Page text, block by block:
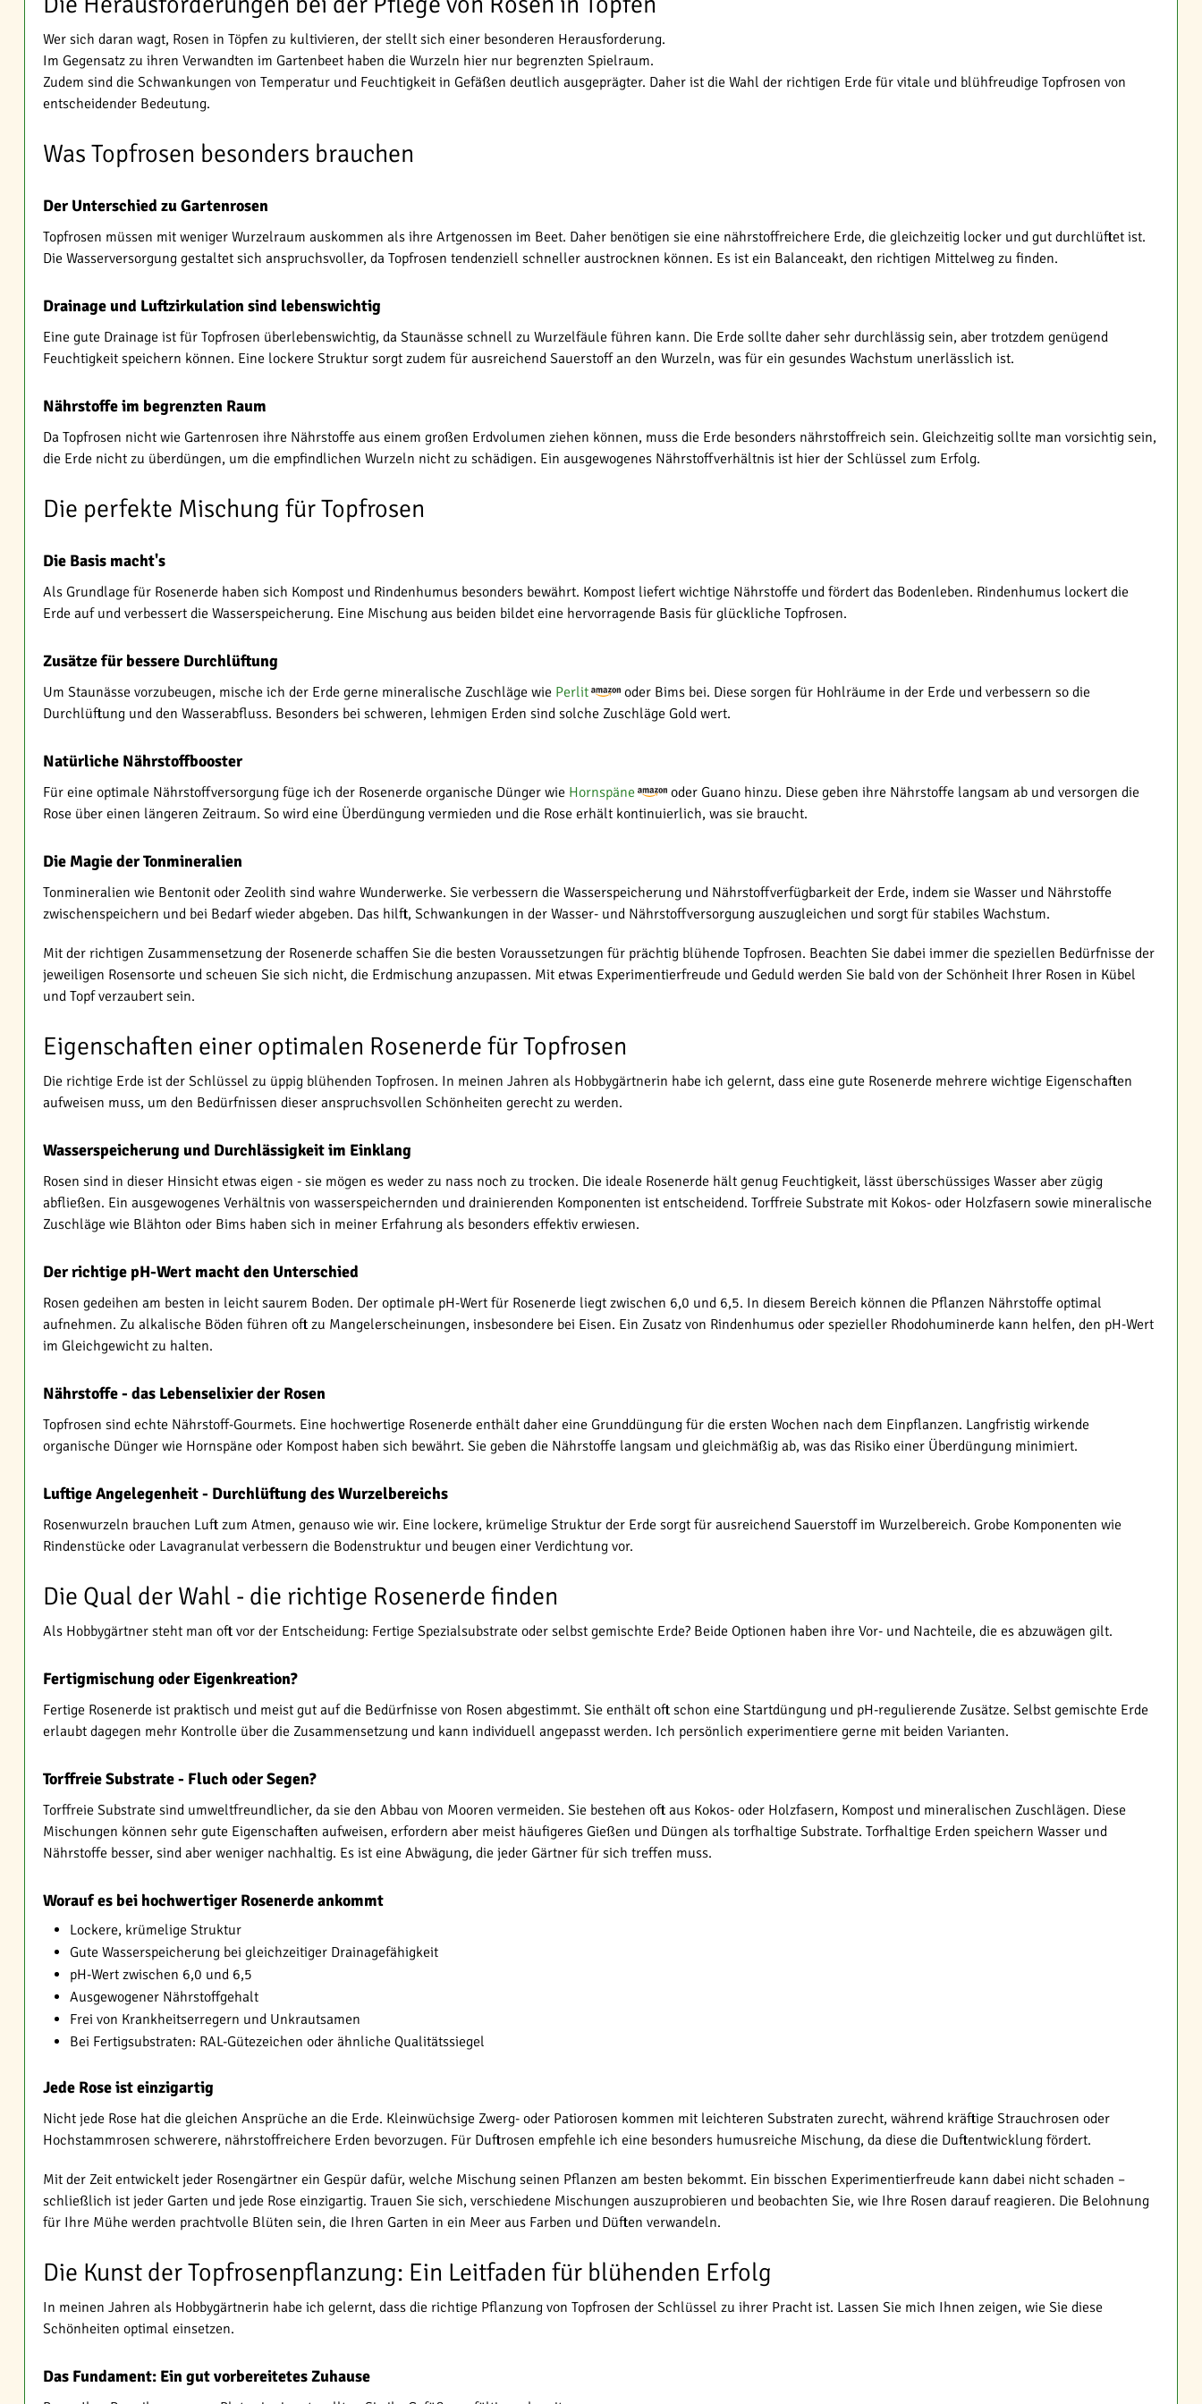
Wer sich daran wagt, Rosen in Töpfen zu kultivieren, der stellt sich einer besonderen Herausforderung.
Im Gegensatz zu ihren Verwandten im Gartenbeet haben die Wurzeln hier nur begrenzten Spielraum.
Zudem sind die Schwankungen von Temperatur und Feuchtigkeit in Gefäßen deutlich ausgeprägter. Daher ist die Wahl der richtigen Erde für vitale und blühfreudige Topfrosen von
entscheidender Bedeutung.
Was Topfrosen besonders brauchen
Der Unterschied zu Gartenrosen
Topfrosen müssen mit weniger Wurzelraum auskommen als ihre Artgenossen im Beet. Daher benötigen sie eine nährstoffreichere Erde, die gleichzeitig locker und gut durchlüftet ist.
Die Wasserversorgung gestaltet sich anspruchsvoller, da Topfrosen tendenziell schneller austrocknen können. Es ist ein Balanceakt, den richtigen Mittelweg zu finden.
Drainage und Luftzirkulation sind lebenswichtig
Eine gute Drainage ist für Topfrosen überlebenswichtig, da Staunässe schnell zu Wurzelfäule führen kann. Die Erde sollte daher sehr durchlässig sein, aber trotzdem genügend
Feuchtigkeit speichern können. Eine lockere Struktur sorgt zudem für ausreichend Sauerstoff an den Wurzeln, was für ein gesundes Wachstum unerlässlich ist.
Nährstoffe im begrenzten Raum
Da Topfrosen nicht wie Gartenrosen ihre Nährstoffe aus einem großen Erdvolumen ziehen können, muss die Erde besonders nährstoffreich sein. Gleichzeitig sollte man vorsichtig sein,
die Erde nicht zu überdüngen, um die empfindlichen Wurzeln nicht zu schädigen. Ein ausgewogenes Nährstoffverhältnis ist hier der Schlüssel zum Erfolg.
Die perfekte Mischung für Topfrosen
Die Basis macht's
Als Grundlage für Rosenerde haben sich Kompost und Rindenhumus besonders bewährt. Kompost liefert wichtige Nährstoffe und fördert das Bodenleben. Rindenhumus lockert die
Erde auf und verbessert die Wasserspeicherung. Eine Mischung aus beiden bildet eine hervorragende Basis für glückliche Topfrosen.
Zusätze für bessere Durchlüftung
Um Staunässe vorzubeugen, mische ich der Erde gerne mineralische Zuschläge wie Perlit
oder Bims bei. Diese sorgen für Hohlräume in der Erde und verbessern so die
Durchlüftung und den Wasserabfluss. Besonders bei schweren, lehmigen Erden sind solche Zuschläge Gold wert.
Natürliche Nährstoffbooster
Für eine optimale Nährstoffversorgung füge ich der Rosenerde organische Dünger wie Hornspäne
oder Guano hinzu. Diese geben ihre Nährstoffe langsam ab und versorgen die
Rose über einen längeren Zeitraum. So wird eine Überdüngung vermieden und die Rose erhält kontinuierlich, was sie braucht.
Die Magie der Tonmineralien
Tonmineralien wie Bentonit oder Zeolith sind wahre Wunderwerke. Sie verbessern die Wasserspeicherung und Nährstoffverfügbarkeit der Erde, indem sie Wasser und Nährstoffe
zwischenspeichern und bei Bedarf wieder abgeben. Das hilft, Schwankungen in der Wasser- und Nährstoffversorgung auszugleichen und sorgt für stabiles Wachstum.
Mit der richtigen Zusammensetzung der Rosenerde schaffen Sie die besten Voraussetzungen für prächtig blühende Topfrosen. Beachten Sie dabei immer die speziellen Bedürfnisse der
jeweiligen Rosensorte und scheuen Sie sich nicht, die Erdmischung anzupassen. Mit etwas Experimentierfreude und Geduld werden Sie bald von der Schönheit Ihrer Rosen in Kübel
und Topf verzaubert sein.
Eigenschaften einer optimalen Rosenerde für Topfrosen
Die richtige Erde ist der Schlüssel zu üppig blühenden Topfrosen. In meinen Jahren als Hobbygärtnerin habe ich gelernt, dass eine gute Rosenerde mehrere wichtige Eigenschaften
aufweisen muss, um den Bedürfnissen dieser anspruchsvollen Schönheiten gerecht zu werden.
Wasserspeicherung und Durchlässigkeit im Einklang
Rosen sind in dieser Hinsicht etwas eigen - sie mögen es weder zu nass noch zu trocken. Die ideale Rosenerde hält genug Feuchtigkeit, lässt überschüssiges Wasser aber zügig
abfließen. Ein ausgewogenes Verhältnis von wasserspeichernden und drainierenden Komponenten ist entscheidend. Torffreie Substrate mit Kokos- oder Holzfasern sowie mineralische
Zuschläge wie Blähton oder Bims haben sich in meiner Erfahrung als besonders effektiv erwiesen.
Der richtige pH-Wert macht den Unterschied
Rosen gedeihen am besten in leicht saurem Boden. Der optimale pH-Wert für Rosenerde liegt zwischen 6,0 und 6,5. In diesem Bereich können die Pflanzen Nährstoffe optimal
aufnehmen. Zu alkalische Böden führen oft zu Mangelerscheinungen, insbesondere bei Eisen. Ein Zusatz von Rindenhumus oder spezieller Rhodohuminerde kann helfen, den pH-Wert
im Gleichgewicht zu halten.
Nährstoffe - das Lebenselixier der Rosen
Topfrosen sind echte Nährstoff-Gourmets. Eine hochwertige Rosenerde enthält daher eine Grunddüngung für die ersten Wochen nach dem Einpflanzen. Langfristig wirkende
organische Dünger wie Hornspäne oder Kompost haben sich bewährt. Sie geben die Nährstoffe langsam und gleichmäßig ab, was das Risiko einer Überdüngung minimiert.
Luftige Angelegenheit - Durchlüftung des Wurzelbereichs
Rosenwurzeln brauchen Luft zum Atmen, genauso wie wir. Eine lockere, krümelige Struktur der Erde sorgt für ausreichend Sauerstoff im Wurzelbereich. Grobe Komponenten wie
Rindenstücke oder Lavagranulat verbessern die Bodenstruktur und beugen einer Verdichtung vor.
Die Qual der Wahl - die richtige Rosenerde finden
Als Hobbygärtner steht man oft vor der Entscheidung: Fertige Spezialsubstrate oder selbst gemischte Erde? Beide Optionen haben ihre Vor- und Nachteile, die es abzuwägen gilt.
Fertigmischung oder Eigenkreation?
Fertige Rosenerde ist praktisch und meist gut auf die Bedürfnisse von Rosen abgestimmt. Sie enthält oft schon eine Startdüngung und pH-regulierende Zusätze. Selbst gemischte Erde
erlaubt dagegen mehr Kontrolle über die Zusammensetzung und kann individuell angepasst werden. Ich persönlich experimentiere gerne mit beiden Varianten.
Torffreie Substrate - Fluch oder Segen?
Torffreie Substrate sind umweltfreundlicher, da sie den Abbau von Mooren vermeiden. Sie bestehen oft aus Kokos- oder Holzfasern, Kompost und mineralischen Zuschlägen. Diese
Mischungen können sehr gute Eigenschaften aufweisen, erfordern aber meist häufigeres Gießen und Düngen als torfhaltige Substrate. Torfhaltige Erden speichern Wasser und
Nährstoffe besser, sind aber weniger nachhaltig. Es ist eine Abwägung, die jeder Gärtner für sich treffen muss.
Worauf es bei hochwertiger Rosenerde ankommt
Lockere, krümelige Struktur
Gute Wasserspeicherung bei gleichzeitiger Drainagefähigkeit
pH-Wert zwischen 6,0 und 6,5
Ausgewogener Nährstoffgehalt
Frei von Krankheitserregern und Unkrautsamen
Bei Fertigsubstraten: RAL-Gütezeichen oder ähnliche Qualitätssiegel
Jede Rose ist einzigartig
Nicht jede Rose hat die gleichen Ansprüche an die Erde. Kleinwüchsige Zwerg- oder Patiorosen kommen mit leichteren Substraten zurecht, während kräftige Strauchrosen oder
Hochstammrosen schwerere, nährstoffreichere Erden bevorzugen. Für Duftrosen empfehle ich eine besonders humusreiche Mischung, da diese die Duftentwicklung fördert.
Mit der Zeit entwickelt jeder Rosengärtner ein Gespür dafür, welche Mischung seinen Pflanzen am besten bekommt. Ein bisschen Experimentierfreude kann dabei nicht schaden –
schließlich ist jeder Garten und jede Rose einzigartig. Trauen Sie sich, verschiedene Mischungen auszuprobieren und beobachten Sie, wie Ihre Rosen darauf reagieren. Die Belohnung
für Ihre Mühe werden prachtvolle Blüten sein, die Ihren Garten in ein Meer aus Farben und Düften verwandeln.
Die Kunst der Topfrosenpflanzung: Ein Leitfaden für blühenden Erfolg
In meinen Jahren als Hobbygärtnerin habe ich gelernt, dass die richtige Pflanzung von Topfrosen der Schlüssel zu ihrer Pracht ist. Lassen Sie mich Ihnen zeigen, wie Sie diese
Schönheiten optimal einsetzen.
Das Fundament: Ein gut vorbereitetes Zuhause